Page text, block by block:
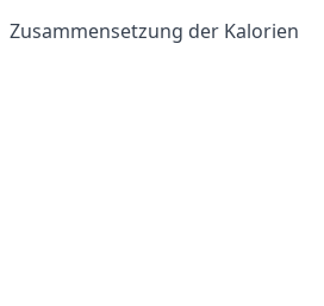
Zusammensetzung der Kalorien